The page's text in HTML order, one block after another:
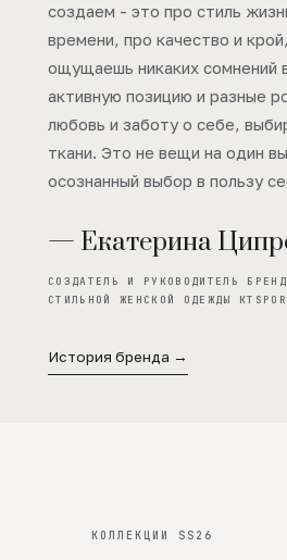
создаем - это про стиль
времени, про качество и
ощущаешь никаких сомнений
активную позицию и разные
любовь и заботу о себе,
ткани. Это не вещи на один
осознанный выбор в пользу
— Екатерина
СОЗДАТЕЛЬ И РУКОВОДИТЕЛЬ
СТИЛЬНОЙ ЖЕНСКОЙ ОДЕЖДЫ
История бренда →
КОЛЛЕКЦИИ SS26